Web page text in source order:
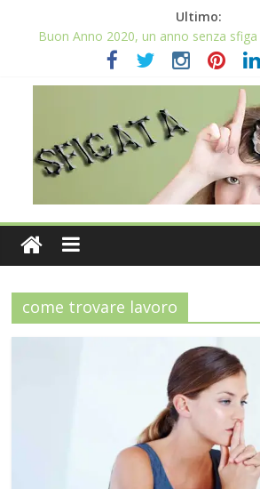
Ultimo:
Il 2020 anno bisestile porta sfortuna
Buon Anno 2020, un anno senza sfiga
Come gestire la fortuna ai giochi
La sfortuna mi perseguita anche con la
come trovare lavoro